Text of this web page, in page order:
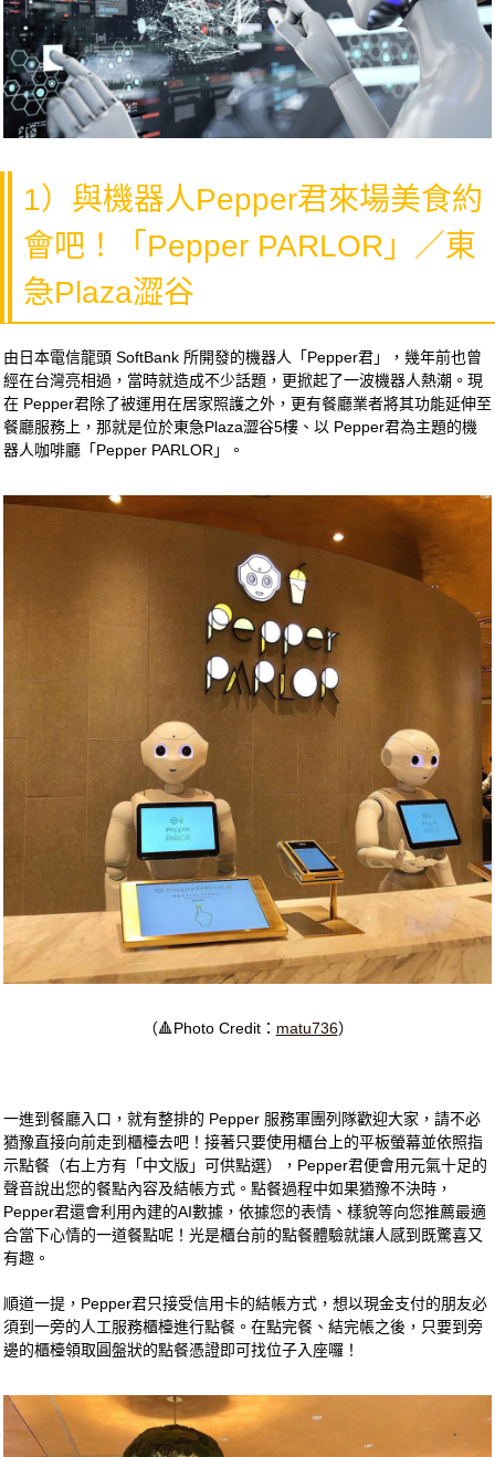
1）與機器人Pepper君來場美食約
會吧！「Pepper PARLOR」／東
急Plaza澀谷
由日本電信龍頭 SoftBank 所開發的機器人「Pepper君」，幾年前也曾
經在台灣亮相過，當時就造成不少話題，更掀起了一波機器人熱潮。現
在 Pepper君除了被運用在居家照護之外，更有餐廳業者將其功能延伸至
餐廳服務上，那就是位於東急Plaza澀谷5樓、以 Pepper君為主題的機
器人咖啡廳「Pepper PARLOR」。
（🔺Photo Credit： matu736）
一進到餐廳入口，就有整排的 Pepper 服務軍團列隊歡迎大家，請不必
猶豫直接向前走到櫃檯去吧！接著只要使用櫃台上的平板螢幕並依照指
示點餐（右上方有「中文版」可供點選），Pepper君便會用元氣十足的
聲音說出您的餐點內容及結帳方式。點餐過程中如果猶豫不決時，
Pepper君還會利用內建的AI數據，依據您的表情、樣貌等向您推薦最適
合當下心情的一道餐點呢！光是櫃台前的點餐體驗就讓人感到既驚喜又
有趣。
順道一提，Pepper君只接受信用卡的結帳方式，想以現金支付的朋友必
須到一旁的人工服務櫃檯進行點餐。在點完餐、結完帳之後，只要到旁
邊的櫃檯領取圓盤狀的點餐憑證即可找位子入座囉！